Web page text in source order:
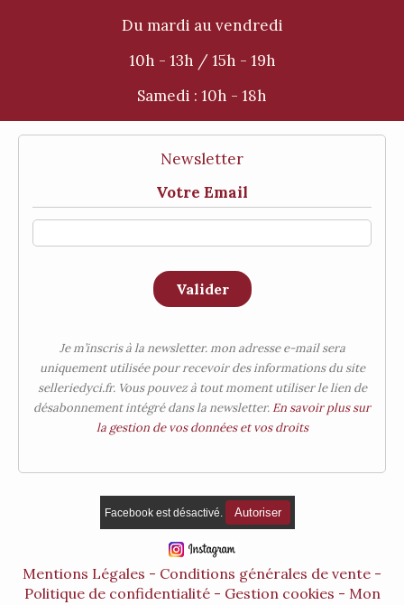
Du mardi au vendredi
10h - 13h / 15h - 19h
Samedi : 10h - 18h
Newsletter
Votre Email
Valider
Je m’inscris à la newsletter. mon adresse e-mail sera
uniquement utilisée pour recevoir des informations du site
selleriedyci.fr. Vous pouvez à tout moment utiliser le lien de
désabonnement intégré dans la newsletter. En savoir plus sur
la gestion de vos données et vos droits
Facebook est désactivé. Autoriser
Mentions Légales
Conditions générales de vente
Politique de confidentialité
Gestion cookies
Mon